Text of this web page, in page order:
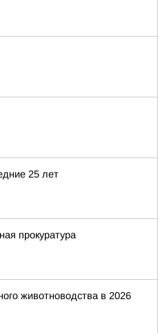
25 лет
прокуратура
животноводства в 2026